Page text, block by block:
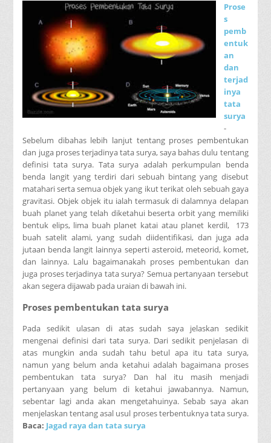
Prose
s
pemb
entuk
an
dan
terjad
inya
tata
surya
-
Sebelum dibahas lebih lanjut tentang proses pembentukan
dan juga proses terjadinya tata surya, saya bahas dulu tentang
definisi tata surya. Tata surya adalah perkumpulan benda
benda langit yang terdiri dari sebuah bintang yang disebut
matahari serta semua objek yang ikut terikat oleh sebuah gaya
gravitasi. Objek objek itu ialah termasuk di dalamnya delapan
buah planet yang telah diketahui beserta orbit yang memiliki
bentuk elips, lima buah planet katai atau planet kerdil, 173
buah satelit alami, yang sudah diidentifikasi, dan juga ada
jutaan benda langit lainnya seperti asteroid, meteorid, komet,
dan lainnya. Lalu bagaimanakah proses pembentukan dan
juga proses terjadinya tata surya? Semua pertanyaan tersebut
akan segera dijawab pada uraian di bawah ini.
Proses pembentukan tata surya
Pada sedikit ulasan di atas sudah saya jelaskan sedikit
mengenai definisi dari tata surya. Dari sedikit penjelasan di
atas mungkin anda sudah tahu betul apa itu tata surya,
namun yang belum anda ketahui adalah bagaimana proses
pembentukan tata surya? Dan hal itu masih menjadi
pertanyaan yang belum di ketahui jawabannya. Namun,
sebentar lagi anda akan mengetahuinya. Sebab saya akan
menjelaskan tentang asal usul proses terbentuknya tata surya.
Baca: Jagad raya dan tata surya